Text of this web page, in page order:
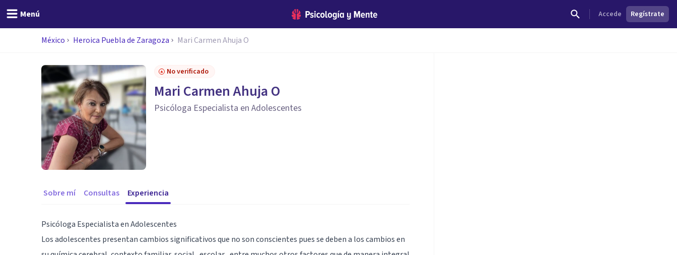
Menú Accede Regístrate
México Heroica Puebla de Zaragoza Mari Carmen Ahuja O
No verificado
Mari Carmen Ahuja O
Psicóloga Especialista en Adolescentes
Sobre mí Consultas Experiencia
Psicóloga Especialista en Adolescentes
Los adolescentes presentan cambios significativos que no son conscientes pues se deben a los cambios en